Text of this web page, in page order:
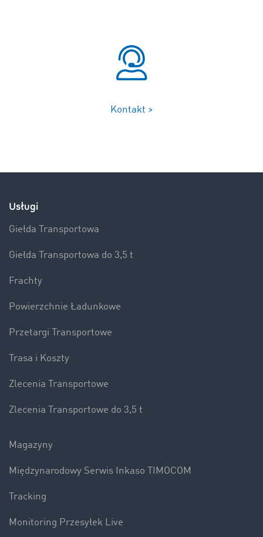
Kontakt >
Usługi
Giełda Transportowa
Giełda Transportowa do 3,5 t
Frachty
Powierzchnie Ładunkowe
Przetargi Transportowe
Trasa i Koszty
Zlecenia Transportowe
Zlecenia Transportowe do 3,5 t
Magazyny
Międzynarodowy Serwis Inkaso TIMOCOM
Tracking
Monitoring Przesyłek Live